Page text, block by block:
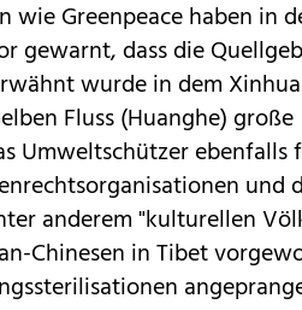
Greenpeace haben in
gewarnt, dass die
wurde in dem
Fluss (Huanghe) große
Umweltschützer ebenfalls
und
anderem "kulturellen
Chinesen in Tibet